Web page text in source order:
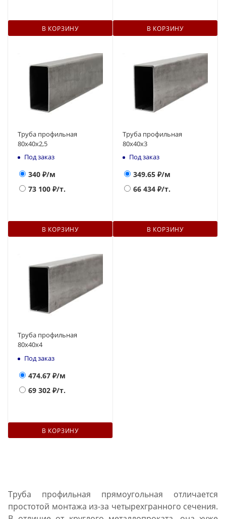
В КОРЗИНУ В КОРЗИНУ
Труба профильная
80х40х2,5
Под заказ
340 ₽/м
73 100 ₽/т.
В КОРЗИНУ
Труба профильная
80х40х3
Под заказ
349.65 ₽/м
66 434 ₽/т.
В КОРЗИНУ
Труба профильная
80х40х4
Под заказ
474.67 ₽/м
69 302 ₽/т.
В КОРЗИНУ
Труба профильная прямоугольная отличается
простотой монтажа из-за четырехгранного сечения.